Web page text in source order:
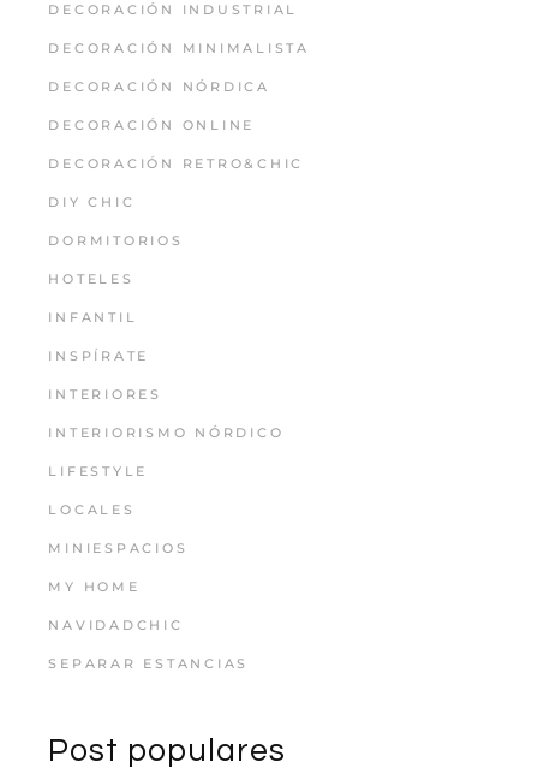
DECORACIÓN INDUSTRIAL
DECORACIÓN MINIMALISTA
DECORACIÓN NÓRDICA
DECORACIÓN ONLINE
DECORACIÓN RETRO&CHIC
DIY CHIC
DORMITORIOS
HOTELES
INFANTIL
INSPÍRATE
INTERIORES
INTERIORISMO NÓRDICO
LIFESTYLE
LOCALES
MINIESPACIOS
MY HOME
NAVIDADCHIC
SEPARAR ESTANCIAS
Post populares